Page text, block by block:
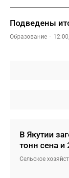
Подведены
Образование
В Якутии
тонн сена и
Сельское